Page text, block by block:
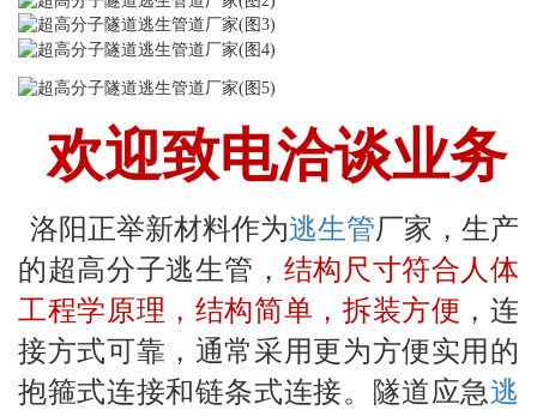
欢迎致电洽谈业务
洛阳正举新材料作为逃生管厂家，生产
的超高分子逃生管， 结构尺寸符合人体
工程学原理，结构简单，拆装方便 ，连
接方式可靠，通常采用更为方便实用的
抱箍式连接和链条式连接。隧道应急逃